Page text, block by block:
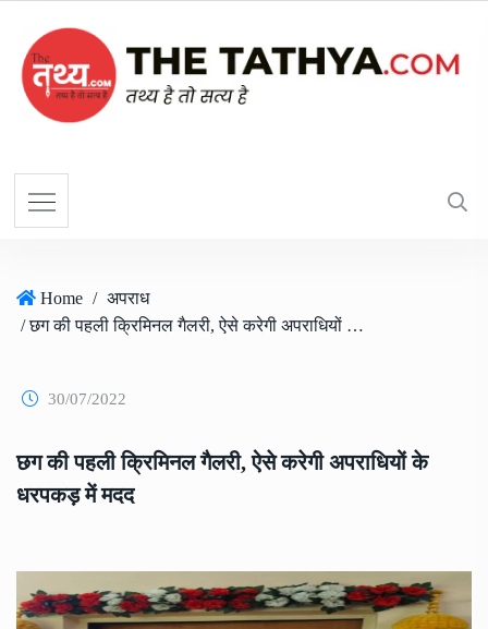
Home / अपराध
/ छग की पहली क्रिमिनल गैलरी, ऐसे करेगी अपराधियों के धरपकड़ में मदद
30/07/2022
छग की पहली क्रिमिनल गैलरी, ऐसे करेगी अपराधियों के
धरपकड़ में मदद